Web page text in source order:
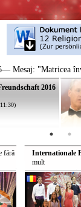
fără
Internationale
mult